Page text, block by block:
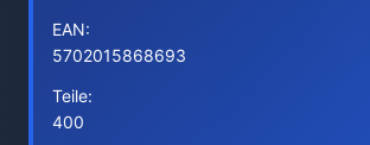
EAN:
5702015868693
Teile:
400